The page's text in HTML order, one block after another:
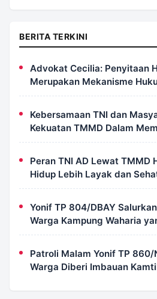
BERITA TERKINI
Advokat Cecilia: Penyitaan
Merupakan Mekanisme
Kooperatif Apabila Diminta
Kebersamaan TNI dan
Kekuatan TMMD Dalam
Galian di Wanam
Peran TNI AD Lewat TMMD
Hidup Lebih Layak dan
Kampung Wanam
Yonif TP 804/DBAY
Warga Kampung Waharia
Air
Patroli Malam Yonif TP 860/
Warga Diberi Imbauan